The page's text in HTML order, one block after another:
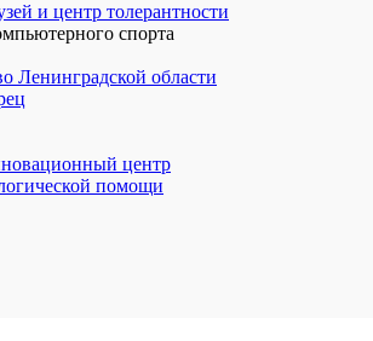
и центр толерантности
спорта
Ленинградской области
центр
помощи